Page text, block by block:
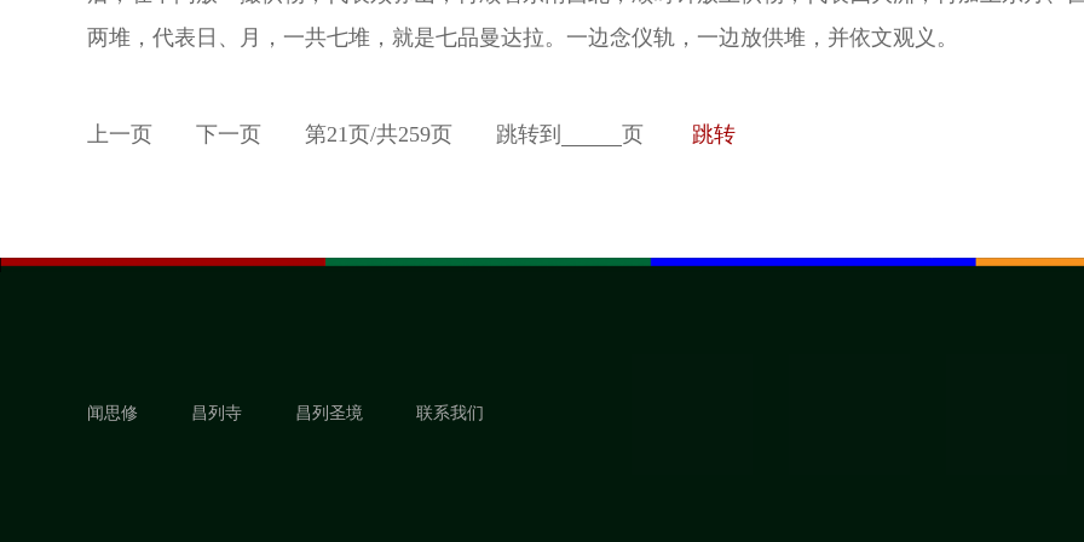
两堆，代表日、月，一共七堆，就是七品曼达拉。一边念仪轨，一边放供堆，并依文观义。
上一页 下一页 第21页/共259页 跳转到 页
闻思修 昌列寺 昌列圣境 联系我们